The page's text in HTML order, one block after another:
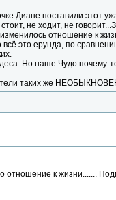
Диане поставили этот
не ходит, не
отношение к
это ерунда, по
Но наше Чудо почему-
таких же
отношение к жизни.......